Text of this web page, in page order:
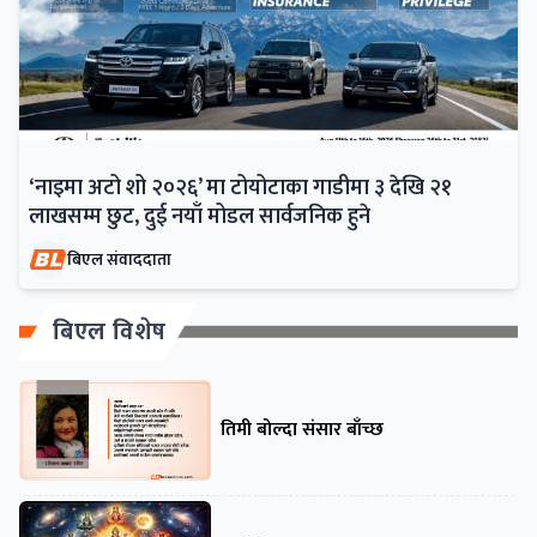
‘नाइमा अटो शो २०२६’ मा टोयोटाका गाडीमा ३ देखि २१
लाखसम्म छुट, दुई नयाँ मोडल सार्वजनिक हुने
बिएल संवाददाता
बिएल विशेष
तिमी बोल्दा संसार बाँच्छ